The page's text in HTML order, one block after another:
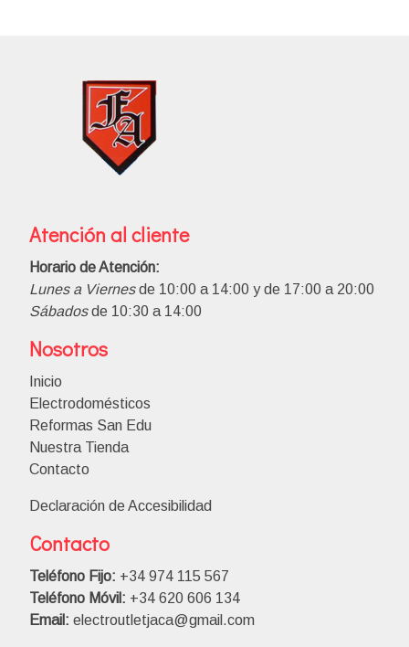
Atención al cliente
Horario de Atención:
Lunes a Viernesde 10:00 a 14:00 y de 17:00 a 20:00
Sábadosde 10:30 a 14:00
Nosotros
Inicio
Electrodomésticos
Reformas San Edu
Nuestra Tienda
Contacto
Declaración de Accesibilidad
Contacto
Teléfono Fijo: +34 974 115 567
Teléfono Móvil: +34 620 606 134
Email: electroutletjaca@gmail.com